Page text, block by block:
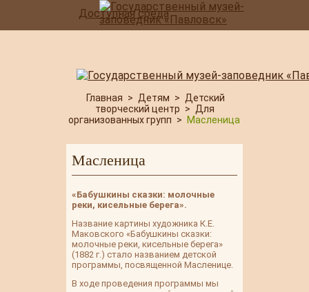
Доступная среда
Главная > Детям > Детский
творческий центр > Для
организованных групп > Масленица
Масленица
«Бабушкины сказки: молочные
реки, кисельные берега».
Название картины художника К.Е.
Маковского «Бабушкины сказки:
молочные реки, кисельные берега»
(1882 г.) стало названием детской
программы, посвященной Масленице.
В ходе проведения программы мы